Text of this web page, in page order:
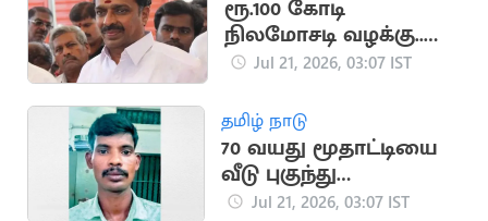
ரூ.100 கோடி
நிலமோசடி வழக்கு..
எம்.ஆர்.விஜயபாசகர்
உத்தரவு
Jul 21, 2026, 03:07 IST
தமிழ் நாடு
70 வயது மூதாட்டியை
வீடு புகுந்து
பலாத்காரம் செய்த
Jul 21, 2026, 03:07 IST